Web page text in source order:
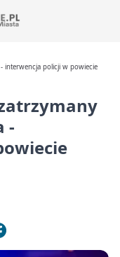
interwencja policji w powiecie
-